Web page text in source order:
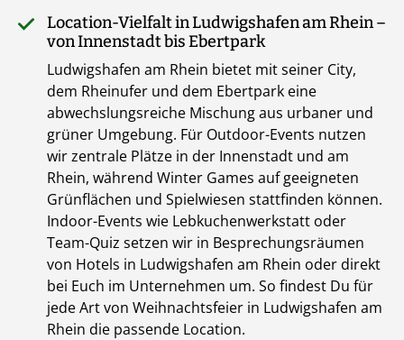
Location-Vielfalt in Ludwigshafen am Rhein –
von Innenstadt bis Ebertpark
Ludwigshafen am Rhein bietet mit seiner City,
dem Rheinufer und dem Ebertpark eine
abwechslungsreiche Mischung aus urbaner und
grüner Umgebung. Für Outdoor-Events nutzen
wir zentrale Plätze in der Innenstadt und am
Rhein, während Winter Games auf geeigneten
Grünflächen und Spielwiesen stattfinden können.
Indoor-Events wie Lebkuchenwerkstatt oder
Team-Quiz setzen wir in Besprechungsräumen
von Hotels in Ludwigshafen am Rhein oder direkt
bei Euch im Unternehmen um. So findest Du für
jede Art von Weihnachtsfeier in Ludwigshafen am
Rhein die passende Location.